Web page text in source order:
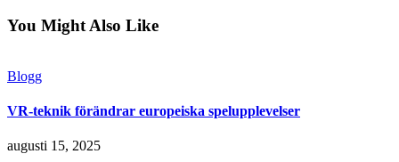
You Might Also Like
Blogg
VR-teknik förändrar europeiska spelupplevelser
augusti 15, 2025